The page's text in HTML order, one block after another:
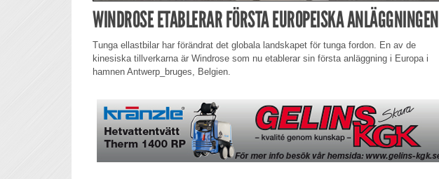
WINDROSE ETABLERAR FÖRSTA EUROPEISKA ANLÄGGNINGEN
Tunga ellastbilar har förändrat det globala landskapet för tunga fordon. En av de
kinesiska tillverkarna är Windrose som nu etablerar sin första anläggning i Europa i
hamnen Antwerp_bruges, Belgien.